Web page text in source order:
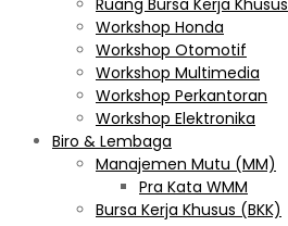
Ruang Bursa Kerja Khusus
Workshop Honda
Workshop Otomotif
Workshop Multimedia
Workshop Perkantoran
Workshop Elektronika
Biro & Lembaga
Manajemen Mutu (MM)
Pra Kata WMM
Bursa Kerja Khusus (BKK)